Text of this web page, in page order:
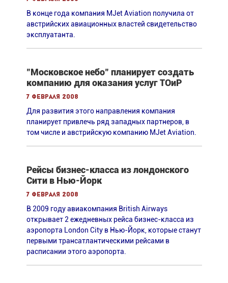
В конце года компания MJet Aviation получила от
австрийских авиационных властей свидетельство
эксплуатанта.
"Московское небо" планирует создать
компанию для оказания услуг ТОиР
7 февраля 2008
Для развития этого направления компания
планирует привлечь ряд западных партнеров, в
том числе и австрийскую компанию MJet Aviation.
Рейсы бизнес-класса из лондонского
Сити в Нью-Йорк
7 февраля 2008
В 2009 году авиакомпания British Airways
открывает 2 ежедневных рейса бизнес-класса из
аэропорта London City в Нью-Йорк, которые станут
первыми трансатлантическими рейсами в
расписании этого аэропорта.